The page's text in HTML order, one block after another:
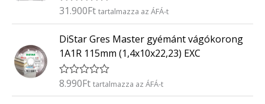
s
:
/
5
É
é
k
e
l
é
s
:
31.900Ft tartalmazza az ÁFÁ-t
DiStar Gres Master gyémánt vágókorong
1A1R 115mm (1,4x10x22,23) EXC
É
8.990Ft tartalmazza az ÁFÁ-t